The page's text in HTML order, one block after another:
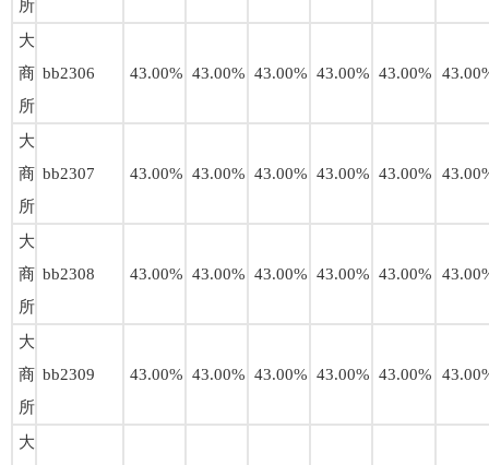
所
大
商
所
bb2306 43.00% 43.00% 43.00% 43.00% 43.00%
大
商
所
bb2307 43.00% 43.00% 43.00% 43.00% 43.00%
大
商
所
bb2308 43.00% 43.00% 43.00% 43.00% 43.00%
大
商
所
bb2309 43.00% 43.00% 43.00% 43.00% 43.00%
大